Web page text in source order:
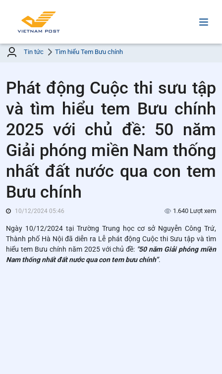
Tin tức Tìm hiểu Tem Bưu chính
Phát động Cuộc thi sưu tập
và tìm hiểu tem Bưu chính
2025 với chủ đề: 50 năm
Giải phóng miền Nam thống
nhất đất nước qua con tem
Bưu chính
10/12/2024 05:46 1.640 Lượt xem
Ngày 10/12/2024 tại Trường Trung học cơ sở Nguyễn Công Trứ,
Thành phố Hà Nội đã diễn ra Lễ phát động Cuộc thi Sưu tập và tìm
hiểu tem Bưu chính năm 2025 với chủ đề: "50 năm Giải phóng miền
Nam thống nhất đất nước qua con tem bưu chính”.